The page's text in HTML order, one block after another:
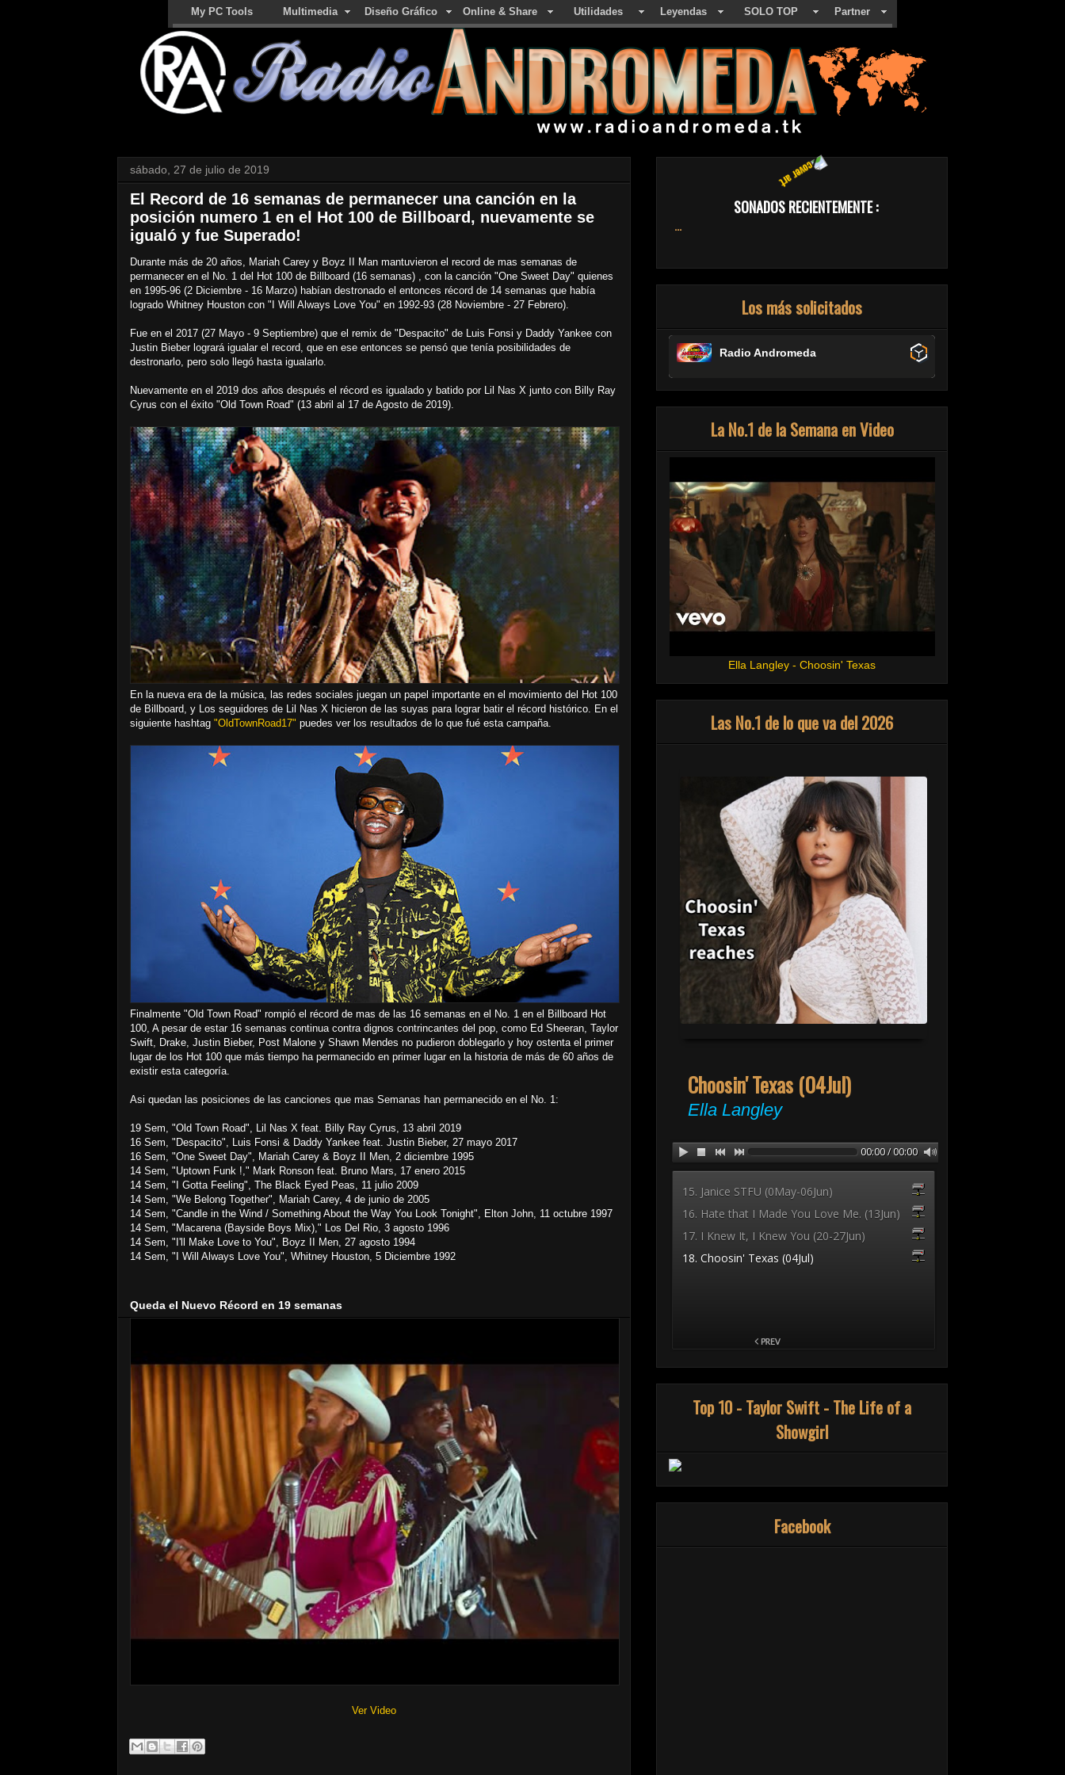
sábado, 27 de julio de 2019
El Record de 16 semanas de permanecer una canción en la
posición numero 1 en el Hot 100 de Billboard, nuevamente se
igualó y fue Superado!
Durante más de 20 años, Mariah Carey y Boyz II Man mantuvieron el record de mas semanas de
permanecer en el No. 1 del Hot 100 de Billboard (16 semanas) , con la canción "One Sweet Day" quienes
en 1995-96 (2 Diciembre - 16 Marzo) habían destronado el entonces récord de 14 semanas que había
logrado Whitney Houston con "I Will Always Love You" en 1992-93 (28 Noviembre - 27 Febrero).
Fue en el 2017 (27 Mayo - 9 Septiembre) que el remix de "Despacito" de Luis Fonsi y Daddy Yankee con
Justin Bieber logrará igualar el record, que en ese entonces se pensó que tenía posibilidades de
destronarlo, pero solo llegó hasta igualarlo.
Nuevamente en el 2019 dos años después el récord es igualado y batido por Lil Nas X junto con Billy Ray
Cyrus con el éxito "Old Town Road" (13 abril al 17 de Agosto de 2019).
En la nueva era de la música, las redes sociales juegan un papel importante en el movimiento del Hot 100
de Billboard, y Los seguidores de Lil Nas X hicieron de las suyas para lograr batir el récord histórico. En el
siguiente hashtag "OldTownRoad17" puedes ver los resultados de lo que fué esta campaña.
Finalmente "Old Town Road" rompió el récord de mas de las 16 semanas en el No. 1 en el Billboard Hot
100, A pesar de estar 16 semanas continua contra dignos contrincantes del pop, como Ed Sheeran, Taylor
Swift, Drake, Justin Bieber, Post Malone y Shawn Mendes no pudieron doblegarlo y hoy ostenta el primer
lugar de los Hot 100 que más tiempo ha permanecido en primer lugar en la historia de más de 60 años de
existir esta categoría.
Asi quedan las posiciones de las canciones que mas Semanas han permanecido en el No. 1:
19 Sem, "Old Town Road", Lil Nas X feat. Billy Ray Cyrus, 13 abril 2019
16 Sem, "Despacito", Luis Fonsi & Daddy Yankee feat. Justin Bieber, 27 mayo 2017
16 Sem, "One Sweet Day", Mariah Carey & Boyz II Men, 2 diciembre 1995
14 Sem, "Uptown Funk !," Mark Ronson feat. Bruno Mars, 17 enero 2015
14 Sem, "I Gotta Feeling", The Black Eyed Peas, 11 julio 2009
14 Sem, "We Belong Together", Mariah Carey, 4 de junio de 2005
14 Sem, "Candle in the Wind / Something About the Way You Look Tonight", Elton John, 11 octubre 1997
14 Sem, "Macarena (Bayside Boys Mix)," Los Del Rio, 3 agosto 1996
14 Sem, "I'll Make Love to You", Boyz II Men, 27 agosto 1994
14 Sem, "I Will Always Love You", Whitney Houston, 5 Diciembre 1992
Queda el Nuevo Récord en 19 semanas
Ver Video
SONADOS RECIENTEMENTE :
...
Los más solicitados
Radio Andromeda
La No.1 de la Semana en Video
Ella Langley - Choosin' Texas
Las No.1 de lo que va del 2026
Top 10 - Taylor Swift - The Life of a
Showgirl
Facebook
My PC Tools Multimedia Diseño Gráfico Online & Share Utilidades Leyendas SOLO TOP Partner